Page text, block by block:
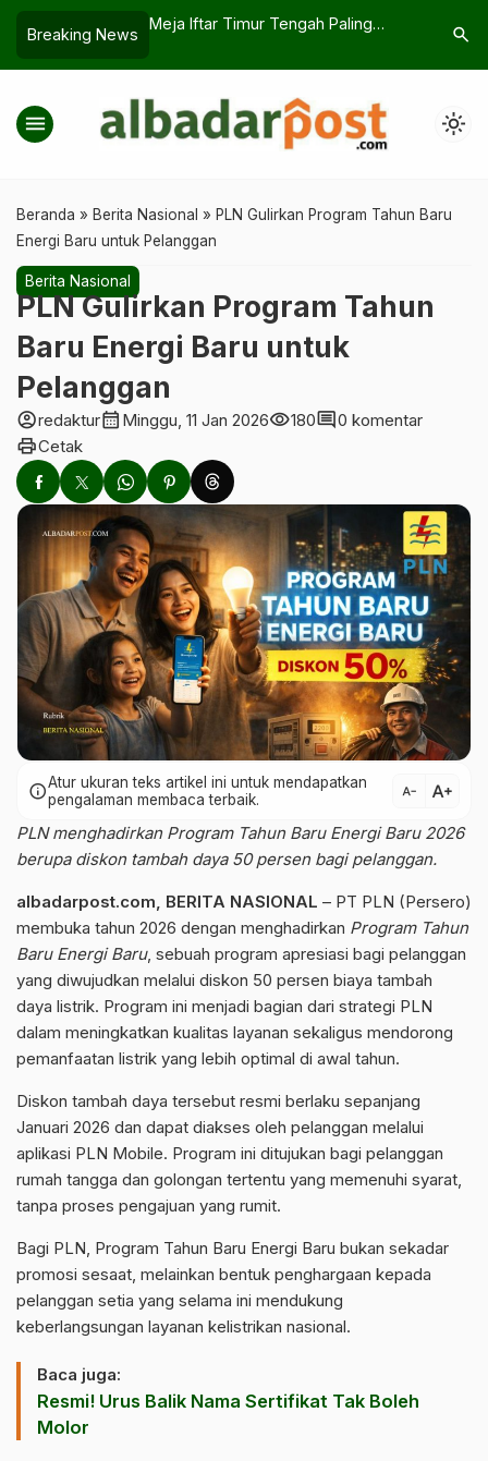
Breaking News
Disdukcapil Garut Jemput Bola,
KTP
Fakta
search
menu light_mode
Beranda » Berita Nasional » PLN Gulirkan Program Tahun Baru
Energi Baru untuk Pelanggan
Berita Nasional
PLN Gulirkan Program Tahun
Baru Energi Baru untuk
Pelanggan
account_circleredakturcalendar_month Minggu, 11 Jan 2026visibility180comment0 komentar
printCetak
infoAtur ukuran teks artikel ini untuk mendapatkan
pengalaman membaca terbaik.
text_decrease text_increase
PLN menghadirkan Program Tahun Baru Energi Baru 2026
berupa diskon tambah daya 50 persen bagi pelanggan.
albadarpost.com, BERITA NASIONAL – PT PLN (Persero)
membuka tahun 2026 dengan menghadirkan Program Tahun
Baru Energi Baru, sebuah program apresiasi bagi pelanggan
yang diwujudkan melalui diskon 50 persen biaya tambah
daya listrik. Program ini menjadi bagian dari strategi PLN
dalam meningkatkan kualitas layanan sekaligus mendorong
pemanfaatan listrik yang lebih optimal di awal tahun.
Diskon tambah daya tersebut resmi berlaku sepanjang
Januari 2026 dan dapat diakses oleh pelanggan melalui
aplikasi PLN Mobile. Program ini ditujukan bagi pelanggan
rumah tangga dan golongan tertentu yang memenuhi syarat,
tanpa proses pengajuan yang rumit.
Bagi PLN, Program Tahun Baru Energi Baru bukan sekadar
promosi sesaat, melainkan bentuk penghargaan kepada
pelanggan setia yang selama ini mendukung
keberlangsungan layanan kelistrikan nasional.
Baca juga:
Resmi! Urus Balik Nama Sertifikat Tak Boleh
Molor